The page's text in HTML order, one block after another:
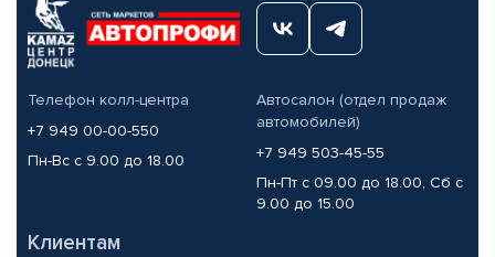
Телефон колл-центра
+7 949 00-00-550
Пн-Вс с 9.00 до 18.00
Автосалон (отдел продаж
автомобилей)
+7 949 503-45-55
Пн-Пт с 09.00 до 18.00, Сб с
9.00 до 15.00
Клиентам